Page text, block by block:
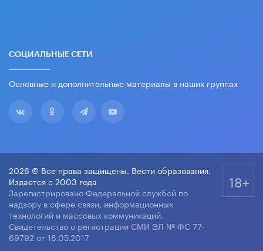
СОЦИАЛЬНЫЕ СЕТИ
Основные и дополнительные материалы в наших группах
2026 © Все права защищены. Вести образования.
Издается с 2003 года
Зарегистрировано Федеральной службой по
надзору в сфере связи, информационных
технологий и массовых коммуникаций.
Свидетельство о регистрации СМИ ЭЛ № ФС 77-
69792 от 18.05.2017
18+